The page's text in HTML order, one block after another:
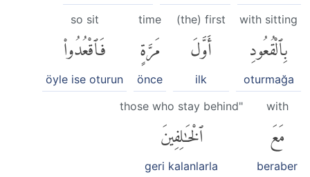
with sitting
بِٱلْقُعُودِ
oturmağa
(the) first
أَوَّلَ
ilk
time
مَرَّةٍ
önce
so sit
فَٱقْعُدُوا۟
öyle ise oturun
with
مَعَ
beraber
those who stay behind"
ٱلْخَٰلِفِينَ
geri kalanlarla